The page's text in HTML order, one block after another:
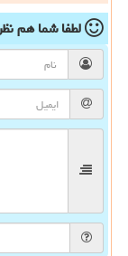
لطفا شما هم